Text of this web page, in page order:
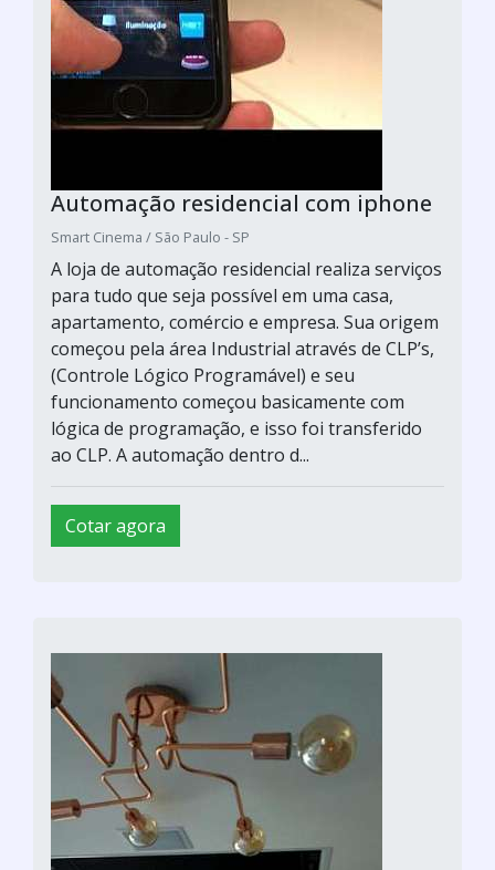
Automação residencial com iphone
Smart Cinema / São Paulo - SP
A loja de automação residencial realiza serviços
para tudo que seja possível em uma casa,
apartamento, comércio e empresa. Sua origem
começou pela área Industrial através de CLP’s,
(Controle Lógico Programável) e seu
funcionamento começou basicamente com
lógica de programação, e isso foi transferido
ao CLP. A automação dentro d...
Cotar agora